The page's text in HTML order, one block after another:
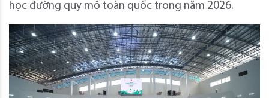
học đường quy mô toàn quốc trong năm 2026.